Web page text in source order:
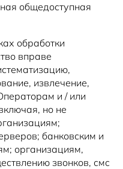
общедоступная
обработки
вправе
извлечение,
и / или
но не
банковским и
организациям,
звонков, смс